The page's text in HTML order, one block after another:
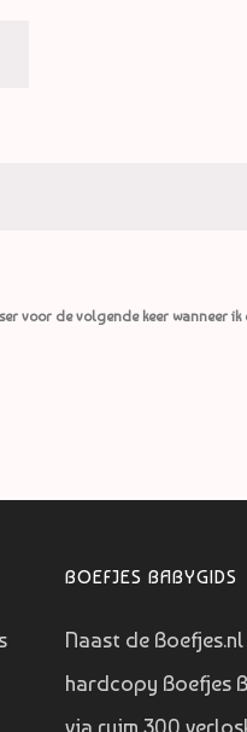
voor de volgende keer wanneer ik
BOEFJES BABYGIDS
Naast de
hardcopy Boefjes